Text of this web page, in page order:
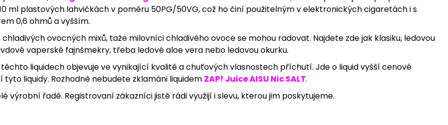
ml plastových lahvičkách v poměru 50PG/50VG, což ho činí použitelným v elektronických cigaretách i s
0,6 ohmů a vyšším.
ovocných mixů, taže milovníci chladivého ovoce se mohou radovat. Najdete zde jak klasiku, ledovou
vaperské fajnšmekry, třeba ledové aloe vera nebo ledovou okurku.
liquidech objevuje ve vynikající kvalitě a chuťových vlasnostech příchutí. Jde o liquid vyšší cenové
liquidy. Rozhodně nebudete zklamáni liquidem ZAP! Juice AISU Nic SALT.
řadě. Registrovaní zákazníci jistě rádi využijí i slevu, kterou jim poskytujeme.